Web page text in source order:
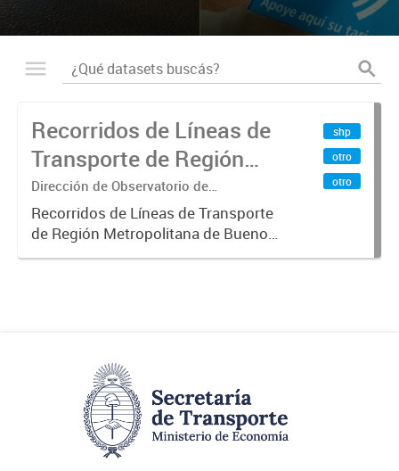
Recorridos de Líneas de
Transporte de Región
Metropolitana de
Buenos Aires (RMBA)
Dirección de Observatorio de
Transporte, Estudio y Sistemas
Recorridos de Líneas de Transporte
de Región Metropolitana de Buenos
Aires (RMBA).-
shp
otro
otro